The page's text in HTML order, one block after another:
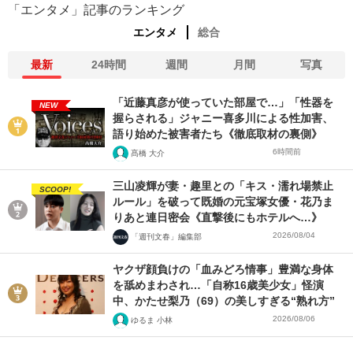
「エンタメ」記事のランキング
エンタメ 総合
最新 24時間 週間 月間 写真
NEW
「近藤真彦が使っていた部屋で…」「性器を
握らされる」ジャニー喜多川による性加害、
語り始めた被害者たち《徹底取材の裏側》
髙橋 大介 6時間前
SCOOP!
三山凌輝が妻・趣里との「キス・濡れ場禁止
ルール」を破って既婚の元宝塚女優・花乃ま
りあと連日密会《直撃後にもホテルへ…》
「週刊文春」編集部 2026/08/04
ヤクザ顔負けの「血みどろ情事」豊満な身体
を舐めまわされ…「自称16歳美少女」怪演
中、かたせ梨乃（69）の美しすぎる“熟れ方”
ゆるま 小林 2026/08/06